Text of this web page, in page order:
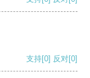
支持[0] 反对[0]